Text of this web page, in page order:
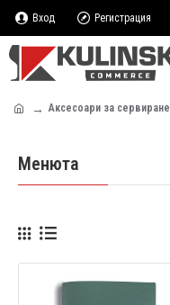
Вход Регистрация
Аксесоари за сервиране
Менюта